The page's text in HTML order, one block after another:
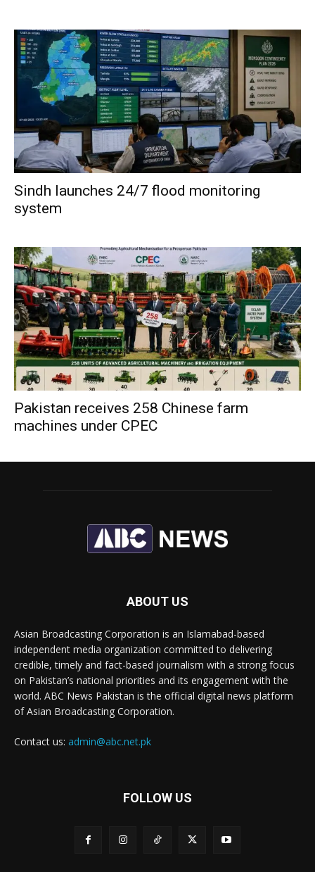
Sindh launches 24/7 flood monitoring
system
Pakistan receives 258 Chinese farm
machines under CPEC
ABOUT US
Asian Broadcasting Corporation is an Islamabad-based
independent media organization committed to delivering
credible, timely and fact-based journalism with a strong focus
on Pakistan’s national priorities and its engagement with the
world. ABC News Pakistan is the official digital news platform
of Asian Broadcasting Corporation.
Contact us: admin@abc.net.pk
FOLLOW US